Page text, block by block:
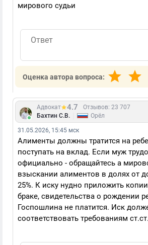
мирового судьи
Оценка автора вопроса:
Адвокат 4.7
Отзывов: 23 707
Бахтин С.В.
Орёл
31.05.2026, 15:45 мск
Алименты должны тратится на
поступать на вклад. Если муж
официально - обращайтесь а
взыскании алиментов в долях от
25%. К иску нудно приложить
браке, свидетельства о рождении
Госпошлина не платится. Иск
соответствовать требованиям